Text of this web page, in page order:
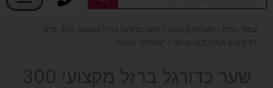
עמוד הבית / משחקים ופנאי
/ שער כדורגל ברזל מקצועי 300 ס"מ
HUDORA EXPERT גרמניה *משלוח חינם*
שער כדורגל ברזל מקצועי 300